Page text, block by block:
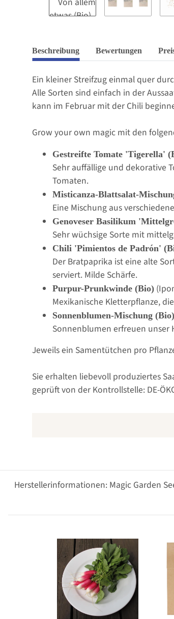
Beschreibung Bewertungen
Ein kleiner Streifzug einmal quer
Alle Sorten sind einfach in der
kann im Februar mit der Chili
Grow your own magic mit den
Gestreifte Tomate 'Tigerella'
Sehr auffällige und dekorative
Tomaten.
Misticanza-Blattsalat-
Eine Mischung aus
Genoveser Basilikum
Sehr wüchsige Sorte mit
Chili 'Pimientos de Padrón'
Der Bratpaprika ist eine alte
serviert. Milde Schärfe.
Purpur-Prunkwinde (Bio)
Mexikanische Kletterpflanze,
Sonnenblumen-Mischung (Bio)
Sonnenblumen erfreuen
Jeweils ein Samentütchen pro
Sie erhalten liebevoll produziertes
geprüft von der Kontrollstelle: DE-
Herstellerinformationen: Magic Garden